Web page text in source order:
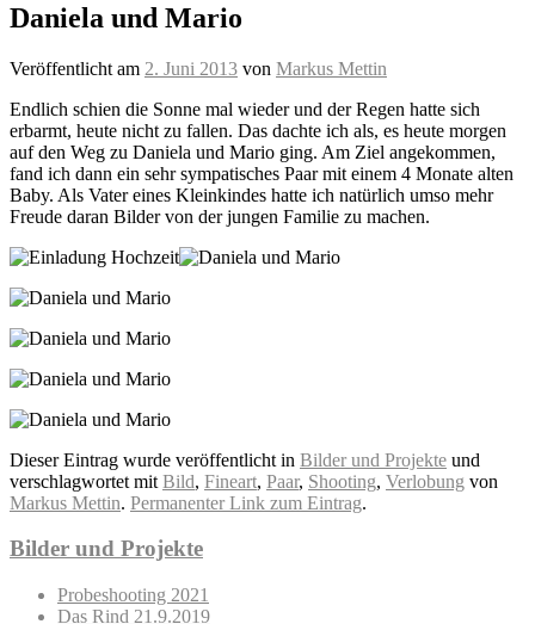
Daniela und Mario
Veröffentlicht am 2. Juni 2013 von Markus Mettin
Endlich schien die Sonne mal wieder und der Regen hatte sich
erbarmt, heute nicht zu fallen. Das dachte ich als, es heute morgen
auf den Weg zu Daniela und Mario ging. Am Ziel angekommen,
fand ich dann ein sehr sympatisches Paar mit einem 4 Monate alten
Baby. Als Vater eines Kleinkindes hatte ich natürlich umso mehr
Freude daran Bilder von der jungen Familie zu machen.
Dieser Eintrag wurde veröffentlicht in Bilder und Projekte und
verschlagwortet mit Bild, Fineart, Paar, Shooting, Verlobung von
Markus Mettin. Permanenter Link zum Eintrag.
Bilder und Projekte
Probeshooting 2021
Das Rind 21.9.2019